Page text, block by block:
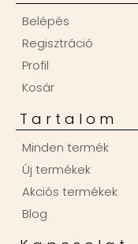
Belépés
Regisztráció
Profil
Kosár
Tartalom
Minden termék
Új termékek
Akciós termékek
Blog